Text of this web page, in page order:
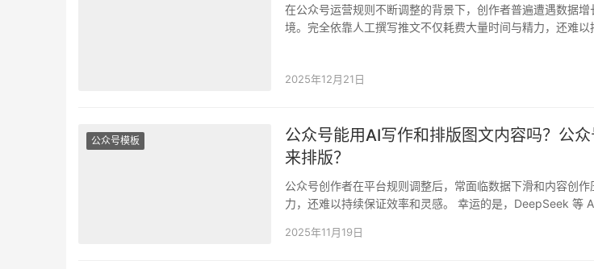
在公众号运营规则不断调整的背景下，创作者普遍遭遇数据
境。完全依靠人工撰写推文不仅耗费大量时间与精力，还难以
2025年12月21日
公众号模板
公众号能用AI写作和排版图文内容吗？公
来排版？
公众号创作者在平台规则调整后，常面临数据下滑和内容创
力，还难以持续保证效率和灵感。 幸运的是，DeepSeek 等
2025年11月19日